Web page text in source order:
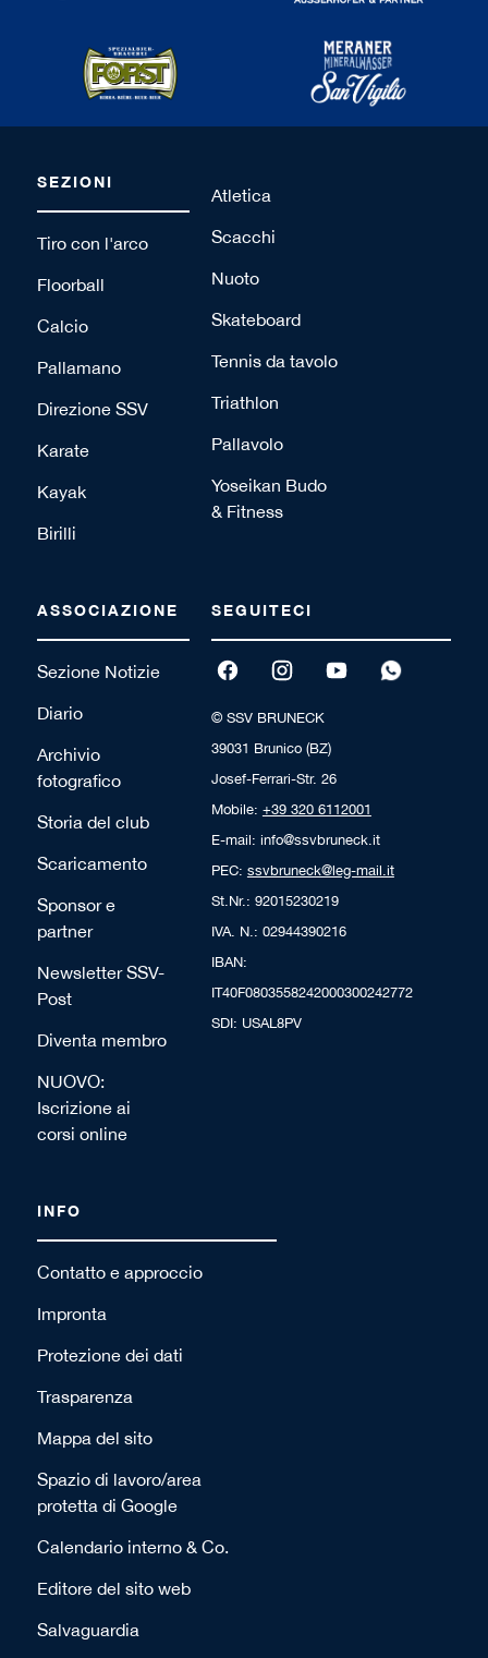
SEZIONI
Tiro con l'arco
Floorball
Calcio
Pallamano
Direzione SSV
Karate
Kayak
Birilli
Atletica
Scacchi
Nuoto
Skateboard
Tennis da tavolo
Triathlon
Pallavolo
Yoseikan Budo
& Fitness
ASSOCIAZIONE
Sezione Notizie
Diario
Archivio
fotografico
Storia del club
Scaricamento
Sponsor e
partner
Newsletter SSV-
Post
Diventa membro
NUOVO:
Iscrizione ai
corsi online
SEGUITECI
© SSV BRUNECK
39031 Brunico (BZ)
Josef-Ferrari-Str. 26
Mobile: +39 320 6112001
E-mail: info@ssvbruneck.it
PEC: ssvbruneck@leg-mail.it
St.Nr.: 92015230219
IVA. N.: 02944390216
IBAN:
IT40F0803558242000300242772
SDI: USAL8PV
INFO
Contatto e approccio
Impronta
Protezione dei dati
Trasparenza
Mappa del sito
Spazio di lavoro/area
protetta di Google
Calendario interno & Co.
Editore del sito web
Salvaguardia